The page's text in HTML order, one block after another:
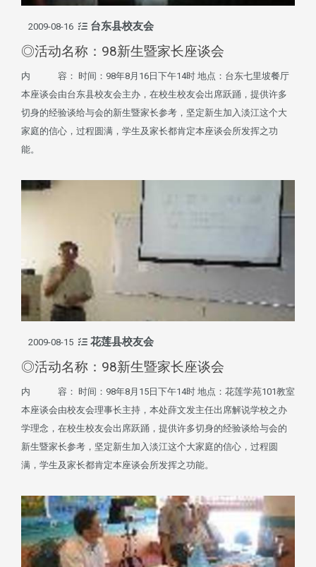
2009-08-16 台东县校友会
◎活动名称：98新生暨家长座谈会
内 容： 时间：98年8月16日下午14时 地点：台东七里坡餐厅
本座谈会由台东县校友会主办，在校生校友会出席跃踊，提供许多
切身的经验谈给与会的新生暨家长参考，坚定新生加入淡江这个大
家庭的信心，过程圆满，学生及家长都肯定本座谈会所发挥之功
能。
2009-08-15 花莲县校友会
◎活动名称：98新生暨家长座谈会
内 容： 时间：98年8月15日下午14时 地点：花莲学苑101教室
本座谈会由校友会理事长主持，本处薛文发主任出席解说学校之办
学理念，在校生校友会出席跃踊，提供许多切身的经验谈给与会的
新生暨家长参考，坚定新生加入淡江这个大家庭的信心，过程圆
满，学生及家长都肯定本座谈会所发挥之功能。